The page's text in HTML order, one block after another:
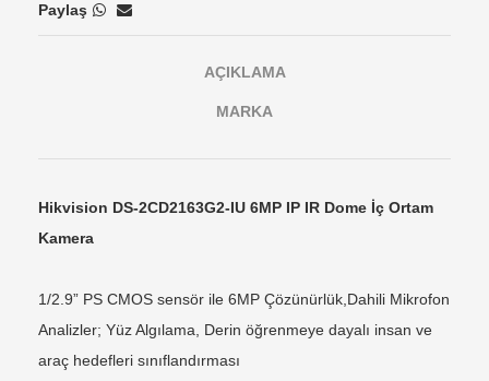
Paylaş
AÇIKLAMA
MARKA
Hikvision DS-2CD2163G2-IU 6MP IP IR Dome İç Ortam
Kamera
1/2.9” PS CMOS sensör ile 6MP Çözünürlük, Dahili Mikrofon
Analizler; Yüz Algılama, Derin öğrenmeye dayalı insan ve
araç hedefleri sınıflandırması